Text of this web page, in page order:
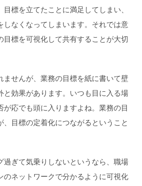
標を立てたことに満足してしまい、
しなくなってしまいます。それでは意
目標を可視化して共有することが大切
ませんが、業務の目標を紙に書いて壁
と効果があります。いつも目に入る場
が応でも頭に入りますよね。業務の目
、目標の定着化につながるということ
過ぎて気乗りしないというなら、職場
のネットワークで分かるように可視化